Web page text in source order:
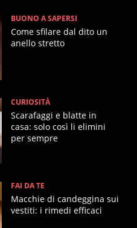
BUONO A SAPERSI
Come sfilare dal dito un
anello stretto
CURIOSITÀ
Scarafaggi e blatte in
casa: solo così li elimini
per sempre
FAI DA TE
Macchie di candeggina sui
vestiti: i rimedi efficaci